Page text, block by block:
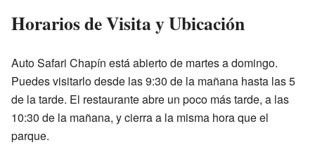
Horarios de Visita y Ubicación
Auto Safari Chapín está abierto de martes a domingo.
Puedes visitarlo desde las 9:30 de la mañana hasta las 5
de la tarde. El restaurante abre un poco más tarde, a las
10:30 de la mañana, y cierra a la misma hora que el
parque.